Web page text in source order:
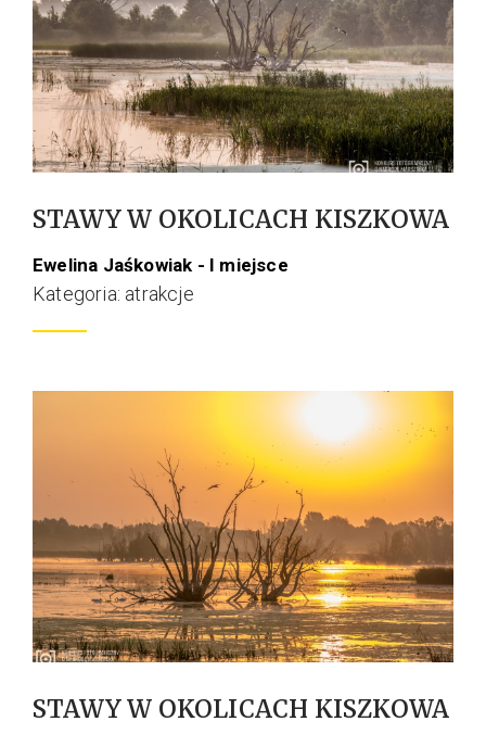
STAWY W OKOLICACH KISZKOWA
Ewelina Jaśkowiak - I miejsce
Kategoria: atrakcje
STAWY W OKOLICACH KISZKOWA